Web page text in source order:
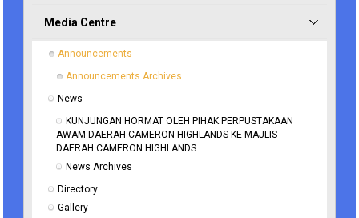
Media Centre
Announcements
Announcements Archives
News
KUNJUNGAN HORMAT OLEH PIHAK PERPUSTAKAAN
AWAM DAERAH CAMERON HIGHLANDS KE MAJLIS
DAERAH CAMERON HIGHLANDS
News Archives
Directory
Gallery